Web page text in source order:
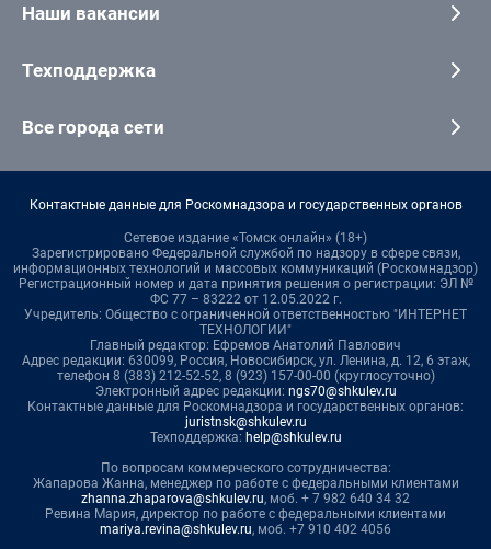
Наши вакансии
Техподдержка
Все города сети
Контактные данные для Роскомнадзора и государственных органов
Сетевое издание «Томск онлайн» (18+)
Зарегистрировано Федеральной службой по надзору в сфере связи,
информационных технологий и массовых коммуникаций (Роскомнадзор)
Регистрационный номер и дата принятия решения о регистрации: ЭЛ №
ФС 77 – 83222 от 12.05.2022 г.
Учредитель: Общество с ограниченной ответственностью "ИНТЕРНЕТ
ТЕХНОЛОГИИ"
Главный редактор: Ефремов Анатолий Павлович
Адрес редакции: 630099, Россия, Новосибирск, ул. Ленина, д. 12, 6 этаж,
телефон 8 (383) 212-52-52, 8 (923) 157-00-00 (круглосуточно)
Электронный адрес редакции: ngs70@shkulev.ru
Контактные данные для Роскомнадзора и государственных органов:
juristnsk@shkulev.ru
Техподдержка: help@shkulev.ru
По вопросам коммерческого сотрудничества:
Жапарова Жанна, менеджер по работе с федеральными клиентами
zhanna.zhaparova@shkulev.ru, моб. + 7 982 640 34 32
Ревина Мария, директор по работе с федеральными клиентами
mariya.revina@shkulev.ru, моб. +7 910 402 4056